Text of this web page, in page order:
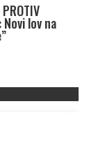
Novi lov na